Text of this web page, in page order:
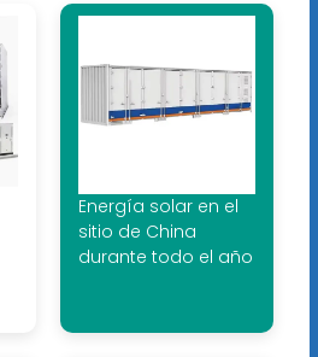
Energía solar en el
sitio de China
durante todo el año